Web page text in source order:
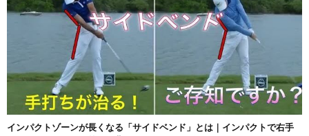
インパクトゾーンが長くなる「サイドベンド」とは｜インパクトで右手